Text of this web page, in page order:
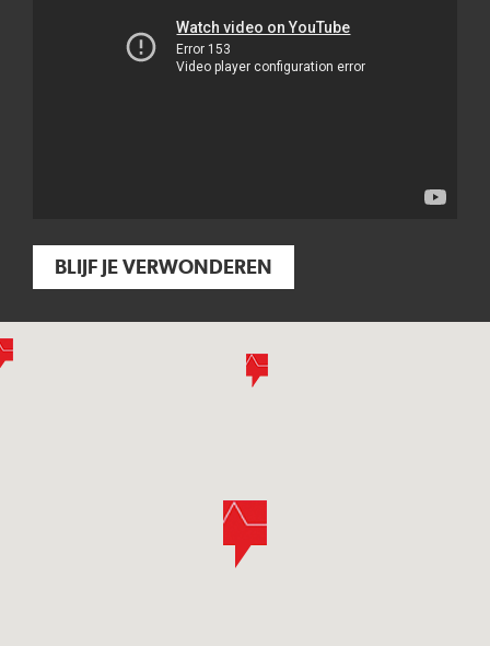
BLIJF JE VERWONDEREN